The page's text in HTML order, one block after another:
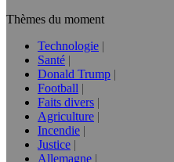
Thèmes du moment
Technologie
Santé
Donald Trump
Football
Faits divers
Agriculture
Incendie
Justice
Allemagne